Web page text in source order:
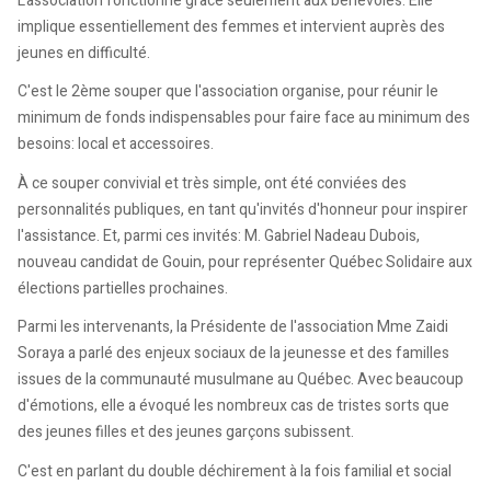
implique essentiellement des femmes et intervient auprès des
jeunes en difficulté.
C'est le 2ème souper que l'association organise, pour réunir le
minimum de fonds indispensables pour faire face au minimum des
besoins: local et accessoires.
À ce souper convivial et très simple, ont été conviées des
personnalités publiques, en tant qu'invités d'honneur pour inspirer
l'assistance. Et, parmi ces invités: M. Gabriel Nadeau Dubois,
nouveau candidat de Gouin, pour représenter Québec Solidaire aux
élections partielles prochaines.
Parmi les intervenants, la Présidente de l'association Mme Zaidi
Soraya a parlé des enjeux sociaux de la jeunesse et des familles
issues de la communauté musulmane au Québec. Avec beaucoup
d'émotions, elle a évoqué les nombreux cas de tristes sorts que
des jeunes filles et des jeunes garçons subissent.
C'est en parlant du double déchirement à la fois familial et social